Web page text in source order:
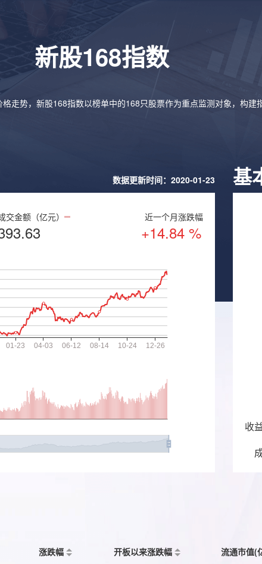
新股168指数
走势，新股168指数以榜单中的168只股票作为重点监测对象，构建
数据更新时间：2020-01-23
交金额（亿元） 近一个月涨跌幅
+14.84 %
基
收
涨跌幅 开板以来涨跌幅 流通市值(